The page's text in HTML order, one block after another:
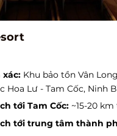
xác: Khu bảo tồn Vân
Hoa Lư - Tam Cốc, Ninh
tới Tam Cốc: ~15-20
tới trung tâm thành